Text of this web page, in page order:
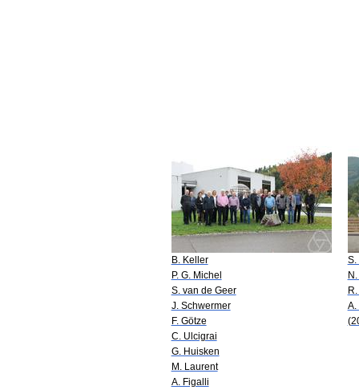
B. Keller
P. G. Michel
S. van de Geer
J. Schwermer
F. Götze
C. Ulcigrai
G. Huisken
M. Laurent
A. Figalli
S.
A.